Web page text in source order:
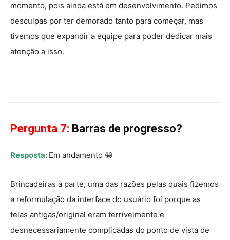
momento, pois ainda está em desenvolvimento. Pedimos
desculpas por ter demorado tanto para começar, mas
tivemos que expandir a equipe para poder dedicar mais
atenção a isso.
Pergunta 7: Barras de progresso?
Resposta: Em andamento 😀
Brincadeiras à parte, uma das razões pelas quais fizemos
a reformulação da interface do usuário foi porque as
telas antigas/original eram terrivelmente e
desnecessariamente complicadas do ponto de vista de